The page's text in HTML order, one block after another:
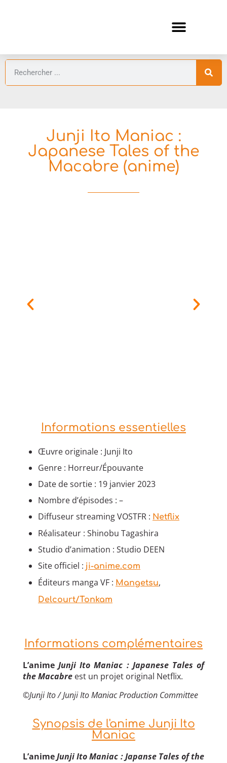
Junji Ito Maniac :
Japanese Tales of the
Macabre (anime)
Informations essentielles
Œuvre originale : Junji Ito
Genre : Horreur/Épouvante
Date de sortie : 19 janvier 2023
Nombre d’épisodes : –
Diffuseur streaming VOSTFR : Netflix
Réalisateur : Shinobu Tagashira
Studio d’animation : Studio DEEN
Site officiel : ji-anime.com
Éditeurs manga VF : Mangetsu,
Delcourt/Tonkam
Informations complémentaires
L’anime Junji Ito Maniac : Japanese Tales of
the Macabre est un projet original Netflix.
©Junji Ito / Junji Ito Maniac Production Committee
Synopsis de l'anime Junji Ito
Maniac
L’animeJunji Ito Maniac : Japanse Tales of the